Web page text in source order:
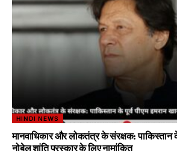
HINDI NEWS
मानवाधिकार और लोकतंत्र के संरक्षक: पाकिस्तान के
नोबेल शांति पुरस्कार के लिए नामांकित